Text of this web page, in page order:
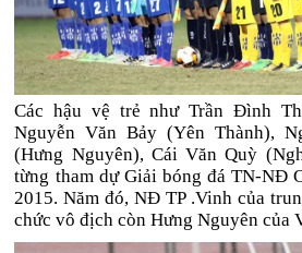
Các hậu vệ trẻ như Trần Đình
Nguyễn Văn Bảy (Yên Thành),
(Hưng Nguyên), Cái Văn Quỳ
từng tham dự Giải bóng đá TN-NĐ
2015. Năm đó, NĐ TP .Vinh của
chức vô địch còn Hưng Nguyên của